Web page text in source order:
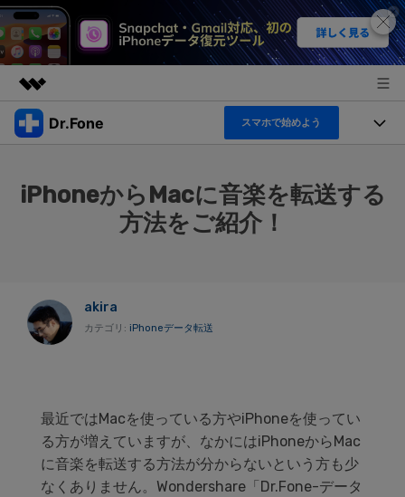
製品
ユーティリティ
法人・教育・パートナー
サポート
Dr.Fone スマホで始めよう
アプリ製品
オンラインツール
もっと見る
トピック
データ管理
スマホ問題
スマホ保護
検索
iPhoneからMacに音楽を転送する
方法をご紹介！
akira
カテゴリ: iPhoneデータ転送
最近ではMacを使っている方やiPhoneを使ってい
る方が増えていますが、なかにはiPhoneからMac
に音楽を転送する方法が分からないという方も少
なくありません。Wondershare「Dr.Fone-データ